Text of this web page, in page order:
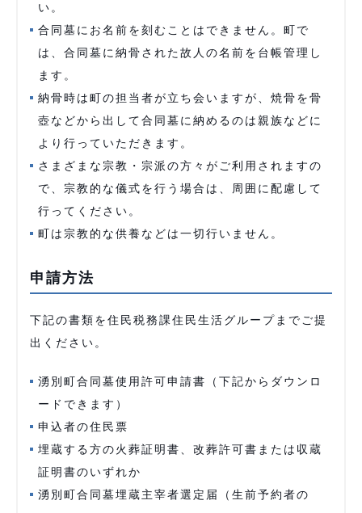
い。
合同墓にお名前を刻むことはできません。町で
は、合同墓に納骨された故人の名前を台帳管理し
ます。
納骨時は町の担当者が立ち会いますが、焼骨を骨
壺などから出して合同墓に納めるのは親族などに
より行っていただきます。
さまざまな宗教・宗派の方々がご利用されますの
で、宗教的な儀式を行う場合は、周囲に配慮して
行ってください。
町は宗教的な供養などは一切行いません。
申請方法
下記の書類を住民税務課住民生活グループまでご提
出ください。
湧別町合同墓使用許可申請書（下記からダウンロ
ードできます）
申込者の住民票
埋蔵する方の火葬証明書、改葬許可書または収蔵
証明書のいずれか
湧別町合同墓埋蔵主宰者選定届（生前予約者の